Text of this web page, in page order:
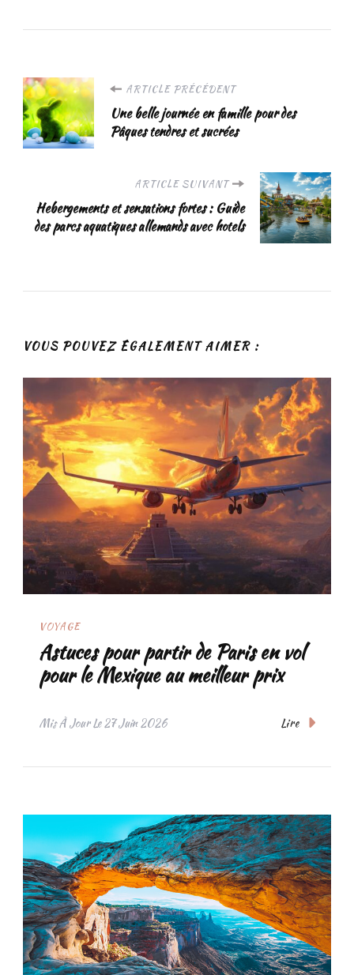
Navigation
d'article
ARTICLE PRÉCÉDENT
Une belle journée en famille pour des
Pâques tendres et sucrées
ARTICLE SUIVANT
Hebergements et sensations fortes : Guide
des parcs aquatiques allemands avec hotels
VOUS POUVEZ ÉGALEMENT AIMER :
VOYAGE
Astuces pour partir de Paris en vol
pour le Mexique au meilleur prix
Mis À Jour Le27 Juin 2026 Lire